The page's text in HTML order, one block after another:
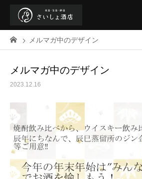
メルマガ中のデザイン
メルマガ中のデザイン
2023.12.16